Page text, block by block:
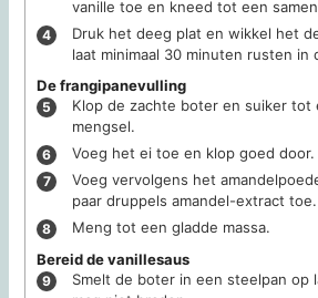
vanille toe en kneed tot een
Druk het deeg plat en wikkel het
laat minimaal 30 minuten rusten in
De frangipanevulling
Klop de zachte boter en suiker tot
mengsel.
Voeg het ei toe en klop goed door.
Voeg vervolgens het
paar druppels amandel-extract toe.
Meng tot een gladde massa.
Bereid de vanillesaus
Smelt de boter in een steelpan op